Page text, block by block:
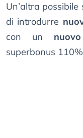
Un’altra
di introdurre
con un
superbonus